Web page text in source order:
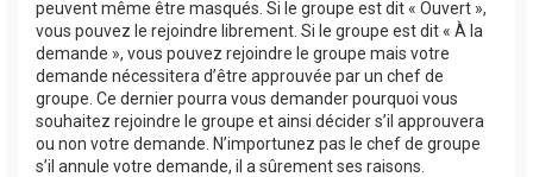
peuvent même être masqués. Si le groupe est dit « Ouvert »,
vous pouvez le rejoindre librement. Si le groupe est dit « À la
demande », vous pouvez rejoindre le groupe mais votre
demande nécessitera d’être approuvée par un chef de
groupe. Ce dernier pourra vous demander pourquoi vous
souhaitez rejoindre le groupe et ainsi décider s’il approuvera
ou non votre demande. N’importunez pas le chef de groupe
s’il annule votre demande, il a sûrement ses raisons.